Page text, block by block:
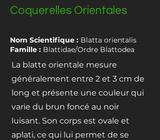
Coquerelles Orientales
Nom Scientifique : Blatta orientalis
Famille : Blattidae/Ordre Blattodea
La blatte orientale mesure
généralement entre 2 et 3 cm de
long et présente une couleur qui
varie du brun foncé au noir
luisant. Son corps est ovale et
aplati, ce qui lui permet de se